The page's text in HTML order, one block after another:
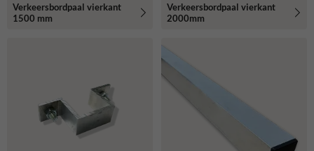
Verkeersbordpaal vierkant
1500 mm
Verkeersbordpaal vierkant
2000mm